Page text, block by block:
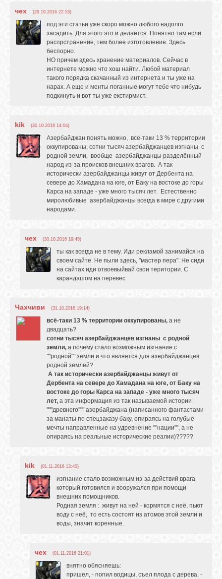
чех (29.10.2016 22:53)
под эти статьи уже скоро можно любого надолго
засадить. Для этого это и делается. Понятно там если
распрстранение, тем более изготовление. Здесь
беспорно.
НО причем здесь хранение материалов. Сейчас в
интернете можно что хош найти. Любой материал
такого порядка скачанный из интернета и ты уже на
нарах. А еще и менты поганные могут тебе что нибудь
подкинуть и вот ты уже екстирмист.
kik (30.10.2016 14:04)
Азербайджан понять можно, всё-таки 13 % территории
оккупированы, сотни тысяч азербайджанцев изгнаны с
родной земли, вообще азербайджанцы разделённый
народ из-за происков внешних врагов. А так
исторически азербайджанцы живут от Дербента на
севере до Хамадана на юге, от Баку на востоке до горы
Карса на западе - уже много тысяч лет. Естественно
миролюбивые азербайджанцы всегда в мире с другими
народами.
чех (30.10.2016 19:45)
ты как всегда не в тему. Иди рекламой занимайся на
своем сайте. Не пыли здесь, "мастер пера". Не сиди
на сайтах иди отвоевыйвай свои територии. С
карандашом на перевес
Чахчиви (31.10.2016 19:14)
всё-таки 13 % территории оккупированы, а не
двадцать?
сотни тысяч азербайджанцев изгнаны с родной
земли, а почему стало возможным изгнание с
""родной"" земли и что является для азербайджанцев
родной землей?
А так исторически азербайджанцы живут от
Дербента на севере до Хамадана на юге, от Баку на
востоке до горы Карса на западе - уже много тысяч
лет, а эта информация из так называемой истории
"""древнего""" азербайджана (написанного фантастами
за манаты по спецзаказу баку, опираясь на голубые
мечты направленные на удревнение ""нации"", а не
опираясь на реальные исторические реалии)?????
kik (01.11.2016 13:40)
изгнание стало возможным из-за действий врага
который готовился и вооружался при помощи
внешних помощников.
Родная земля : живут на ней - кормятся с неё, пьют
воду с неё, то есть состоят из атомов этой земли и
воды, значит коренные.
чех (01.11.2016 21:01)
внятно обясняешь:
пришел, - попил водицы, съел плода с дерева, -